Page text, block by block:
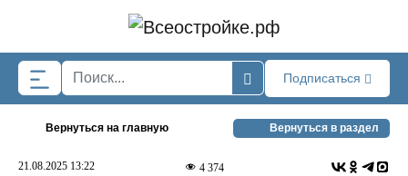
Подписаться
Вернуться на главную Вернуться в раздел
21.08.2025 13:22 4 374